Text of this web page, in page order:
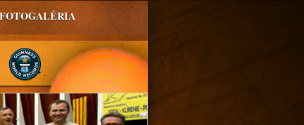
FOTOGALÉRIA